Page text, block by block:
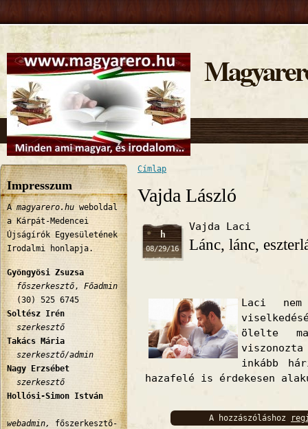
Impresszum
A magyarero.hu weboldal
a Kárpát-Medencei
Újságírók Egyesületének
Irodalmi honlapja.
Gyöngyösi Zsuzsa
főszerkesztő ,
Főadmin
(30) 525 6745
Soltész Irén
szerkesztő
Takács Mária
szerkesztő/admin
Nagy Erzsébet
szerkesztő
Hollósi-Simon István
webadmin,
főszerkesztő-
Jelenlegi hely
Címlap
Vajda László
h
08/29/16
Vajda Laci
Lánc, lánc,
Laci
ölelte
inkább
hazafelé is érdekesen
A hozzászóláshoz